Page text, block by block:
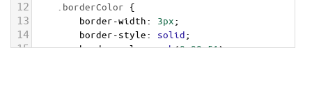
12 .borderColor {
13 border-width: 3px;
14 border-style: solid;
15 border-color: rgb(0,90,51);